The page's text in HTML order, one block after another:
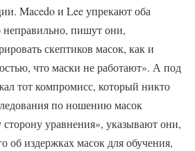
Macedo и Lee упрекают оба
неправильно, пишут они,
скептиков масок, как и
что маски не работают». А под
тот компромисс, который никто
по ношению масок
уравнения», указывают они,
об издержках масок для обучения,